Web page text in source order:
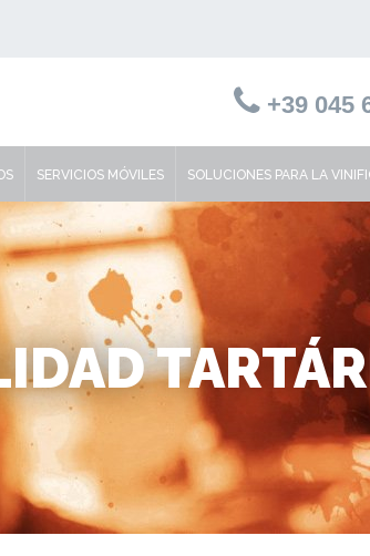
+39 045
SERVICIOS MÓVILES SOLUCIONES PARA LA